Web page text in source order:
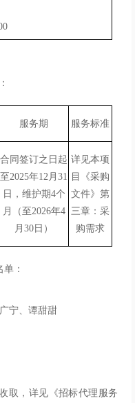
服务期 服务标准
合同签订之日起
至2025年12月31
日，维护期4个
月（至2026年4
月30日）
详见本项
目《采购
文件》第
三章：采
购需求
：
宁、谭甜甜
取 ，详见《招标代理服务